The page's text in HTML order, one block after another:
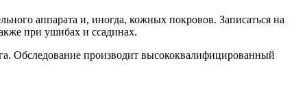
аппарата и, иногда, кожных покровов. Записаться на
при ушибах и ссадинах.
Обследование производит высококвалифицированный